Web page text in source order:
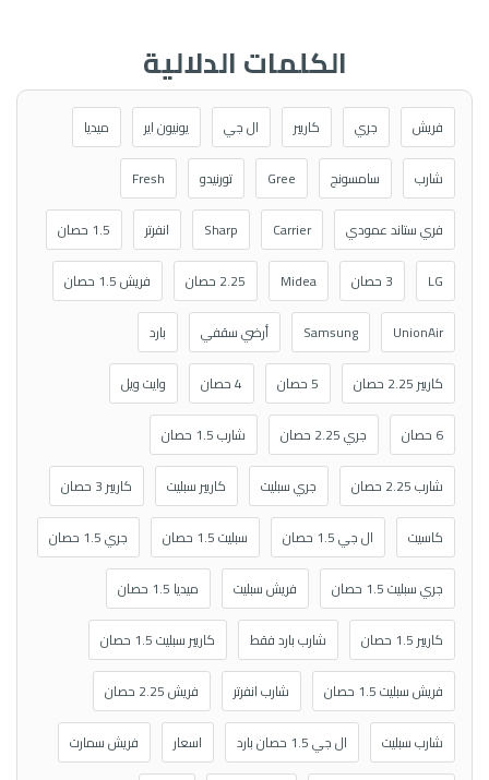
الكلمات الدلالية
فريش جري كاريير ال جي يونيون اير ميديا
شارب سامسونج Gree تورنيدو Fresh
فري ستاند عمودي Carrier
Sharp انفرتر 1.5 حصان
LG 3 حصان Midea 2.25 حصان فريش 1.5 حصان
UnionAir
Samsung أرضي سقفي بارد
كاريير 2.25 حصان 5 حصان 4 حصان وايت ويل
6 حصان جري 2.25 حصان شارب 1.5 حصان
شارب 2.25 حصان جري سبليت كاريير سبليت كاريير 3 حصان
كاسيت ال جي 1.5 حصان سبليت 1.5 حصان جري 1.5 حصان
جري سبليت 1.5 حصان فريش سبليت ميديا 1.5 حصان
كاريير 1.5 حصان شارب بارد فقط كاريير سبليت 1.5 حصان
فريش سبليت 1.5 حصان شارب انفرتر فريش 2.25 حصان
شارب سبليت ال جي 1.5 حصان بارد اسعار فريش سمارت